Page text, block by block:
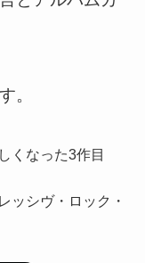
。
くなった3作目
ッシヴ・ロック・